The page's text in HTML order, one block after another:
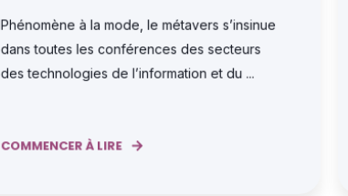
Phénomène à la mode, le métavers s’insinue
dans toutes les conférences des secteurs
des technologies de l’information et du ...
COMMENCER À LIRE